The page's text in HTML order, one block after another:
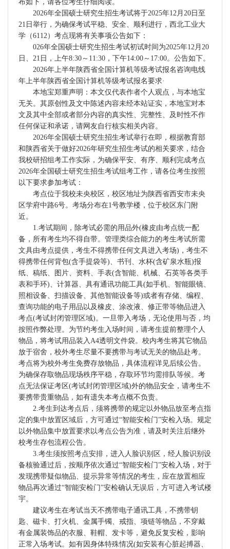
布如下，请各位考生仔细阅读。
2026年全国硕士研究生招生考试将于2025年12月20日至
21日举行，为确保考试平稳、安全、顺利进行，西北工业大
学（6112）考点现将有关事项公告如下：
026年全国硕士研究生招生考试初试时间为2025年12月20
日、21日，上午8:30～11:30，下午14:00～17:00。公告如下。
2026年上半年陕西省全国计算机等级考试报名咨询电线
年上半年陕西省全国计算机等级考试报名要求·
本地宝郑重声明：本文仅代表作者个人观点，与本地宝
无关。其原创性及文中陈述内容未经本站证实，本地宝对本
文及其中全部或者部分内容的真实性、完整性、及时性不作
任何保证和承诺，请网友自行核实相关内容。
2026年全国硕士研究生招生考试举行在即，根据教育部
和陕西省关于做好2026年研究生招生考试的相关要求，结合
我校研招组考工作实际，为确保平安、有序、顺利完成考点
2026年全国硕士研究生招生考试组考工作，请各位考生按照
以下要求参加考试：
考点位于我校未央校区，校区地址为陕西省西安市未央
区学府中路6号。考场分布在1号教学楼，位于校区东门附
近。
1.考试期间，除考试必需的用品外(橡皮由考点统一配
备，所有考生均不得自带。管理类综合能力的考生考试所需
文具由考点提供，考生不得携带任何文具进入考场)，考生不
得携带任何背包(含手提袋等)、书刊、水杯(含矿泉水瓶)报
纸、稿纸、图片、资料、手表(含智能、机械、石英等各类手
表和手环)、计算器、具有通讯功能工具(如手机、智能眼镜、
照相设备、扫描设备、其他智能设备等)或者有存储、编程、
查询功能的电子用品以及橡皮、涂改液、修正带等物品进入
考点(考试封闭管理区域)。一旦带入考场，无论使用与否，均
按照作弊处理。为节约考生入场时间，请考生提前整理个人
物品，将考试用品装入A4透明文件袋。校内考生将其它物品
放于宿舍，校外考生尽量不要携带与考试无关的物品赴考。
考点将为校外考生免费存放物品，具体流程详见后续公告。
为确保存取物品现场秩序平稳，存取环节均需排队等候。考
点无法保证考区(考试封闭管理区域)外的物品安全，请考生不
要携带贵重物品，如有遗失本考点概不负责。
2.考生到达考点后，须将携带的规定以外物品放至考点指
定的集中放置区域后，方可通过“智能安检门”安检入场。规定
以外物品集中放置要求以考点公告为准，请及时关注后继外
校考生存包流程公告。
3.考生须按照考点安排，进入人脸识别区，经人脸识别设
备核验通过后，按顺序依次通过“智能安检门”安检入场，对于
发现携带疑似物品、提示异常等情况的考生，应在放置相应
物品再次通过“智能安检门”安检确认无误后，方可进入考试楼
宇。
建议考生在考试当天不携带电子通讯工具，不携带钥
匙、磁卡、打火机、金属手镯、戒指、项链等物品，不穿戴
有金属装饰品的衣服、鞋帽、发卡等，避免反复安检，影响
正常入场考试。如有因身体特殊情况(如安装有心脏起搏器、